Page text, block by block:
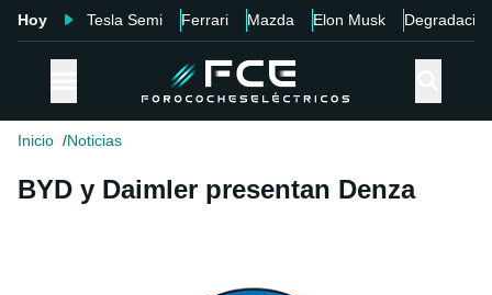
Hoy Tesla Semi Ferrari Mazda Elon Musk Degradación
Inicio Noticias
BYD y Daimler presentan Denza